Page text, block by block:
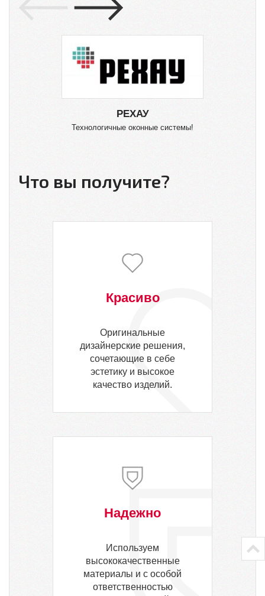
РЕХАУ
Технологичные оконные системы!
Что вы получите?
Красиво
Оригинальные
дизайнерские решения,
сочетающие в себе
эстетику и высокое
качество изделий.
Надежно
Используем
высококачественные
материалы и с особой
ответственностью